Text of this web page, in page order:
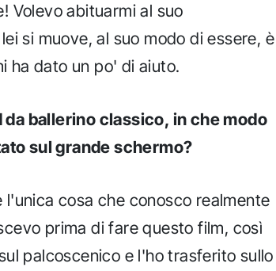
Volevo abituarmi al suo
si muove, al suo modo di essere, è
ha dato un po' di aiuto.
ballerino classico, in che modo
sul grande schermo?
l'unica cosa che conosco realmente
prima di fare questo film, così
palcoscenico e l'ho trasferito sullo